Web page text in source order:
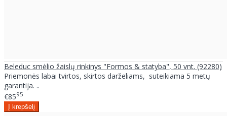
Beleduc smėlio žaislų rinkinys "Formos & statyba", 50 vnt. (92280)
Priemonės labai tvirtos, skirtos darželiams, suteikiama 5 metų
garantija. ..
€8595